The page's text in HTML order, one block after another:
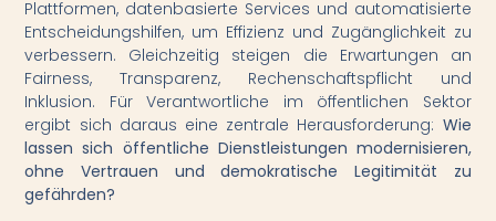
Plattformen, datenbasierte Services und automatisierte
Entscheidungshilfen, um Effizienz und Zugänglichkeit zu
verbessern. Gleichzeitig steigen die Erwartungen an
Fairness, Transparenz, Rechenschaftspflicht und
Inklusion. Für Verantwortliche im öffentlichen Sektor
ergibt sich daraus eine zentrale Herausforderung: Wie
lassen sich öffentliche Dienstleistungen modernisieren,
ohne Vertrauen und demokratische Legitimität zu
gefährden?